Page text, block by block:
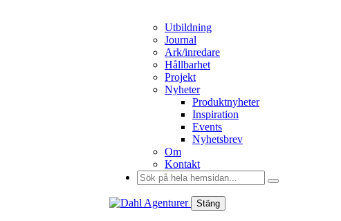
Utbildning
Journal
Ark/inredare
Hållbarhet
Projekt
Nyheter
Produktnyheter
Inspiration
Events
Nyhetsbrev
Om
Kontakt
Sök
efter:
Stäng